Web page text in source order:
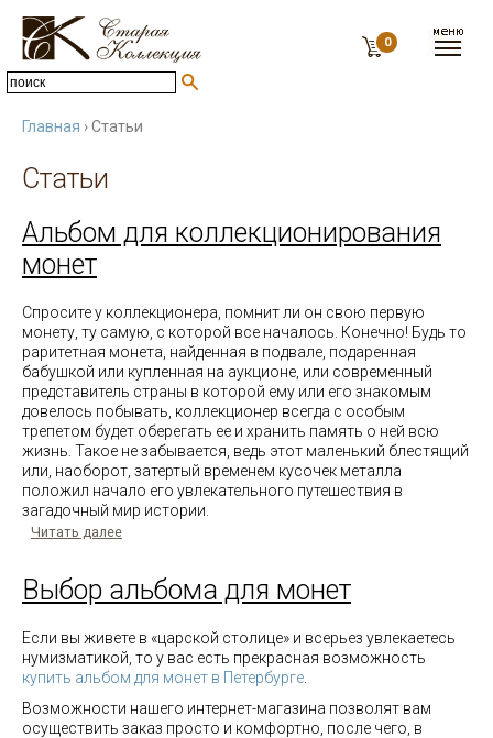
0
Главная › Статьи
Статьи
Альбом для коллекционирования
монет
Спросите у коллекционера, помнит ли он свою первую
монету, ту самую, с которой все началось. Конечно! Будь то
раритетная монета, найденная в подвале, подаренная
бабушкой или купленная на аукционе, или современный
представитель страны в которой ему или его знакомым
довелось побывать, коллекционер всегда с особым
трепетом будет оберегать ее и хранить память о ней всю
жизнь. Такое не забывается, ведь этот маленький блестящий
или, наоборот, затертый временем кусочек металла
положил начало его увлекательного путешествия в
загадочный мир истории.
Читать далее
Выбор альбома для монет
Если вы живете в «царской столице» и всерьез увлекаетесь
нумизматикой, то у вас есть прекрасная возможность
купить альбом для монет в Петербурге
Возможности нашего интернет-магазина позволят вам
осуществить заказ просто и комфортно, после чего, в